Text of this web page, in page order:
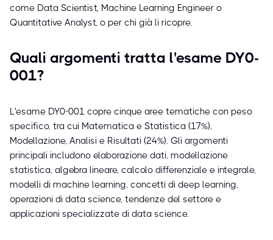
come Data Scientist, Machine Learning Engineer o
Quantitative Analyst, o per chi già li ricopre.
Quali argomenti tratta l'esame DY0-
001?
L'esame DY0-001 copre cinque aree tematiche con peso
specifico, tra cui Matematica e Statistica (17%),
Modellazione, Analisi e Risultati (24%). Gli argomenti
principali includono elaborazione dati, modellazione
statistica, algebra lineare, calcolo differenziale e integrale,
modelli di machine learning, concetti di deep learning,
operazioni di data science, tendenze del settore e
applicazioni specializzate di data science.